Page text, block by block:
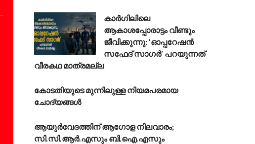
കാർഗിലിലെ
ആകാശപ്പോരാട്ടം വീണ്ടും
ജീവിക്കുന്നു: ‘ഓപ്പറേഷൻ
സഫേദ് സാഗർ’ പറയുന്നത്
വീരകഥ മാത്രമല്ല
കോടതിയുടെ മുന്നിലുള്ള നിയമപരമായ
ചോദ്യങ്ങൾ
ആയുർവേദത്തിന് ആഗോള നിലവാരം;
സി.സി.ആർ.എസും ബി.ഐ.എസും